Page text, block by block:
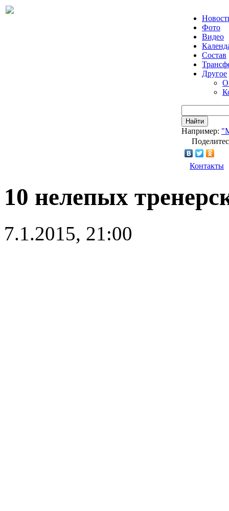
Фото
Видео
Состав
Другое
О
Найти
Например:
Контакты
10 нелепых
7.1.2015, 21:00